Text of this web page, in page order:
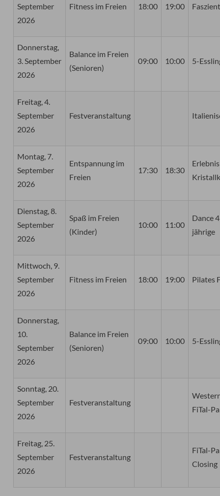
September
2026
Fitness im Freien 18:00 19:00
Donnerstag,
3. September
2026
Balance im Freien
(Senioren)
09:00 10:00 5-
Freitag, 4.
September
2026
Festveranstaltung
Montag, 7.
September
2026
Entspannung im
Freien
17:30 18:30
Erlebnis
Dienstag, 8.
September
2026
Spaß im Freien
(Kinder)
10:00 11:00
Dance
jährige
Mittwoch, 9.
September
2026
Fitness im Freien 18:00 19:00 Pilates
Donnerstag,
10.
September
2026
Balance im Freien
(Senioren)
09:00 10:00 5-
Sonntag, 20.
September
2026
Festveranstaltung
FiTal-
Freitag, 25.
September
2026
Festveranstaltung
FiTal-
Closing